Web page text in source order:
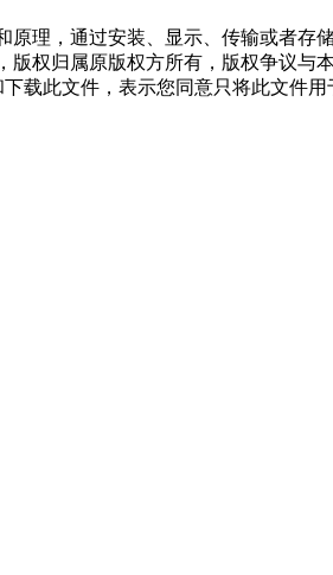
理，通过安装、显示、传输或者存
权归属原版权方所有，版权争议与
载此文件，表示您同意只将此文件